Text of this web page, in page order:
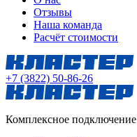
Отзывы
Наша команда
Расчёт стоимости
+7 (3822) 50-86-26
Комплексное